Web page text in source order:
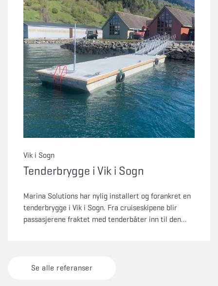
Vik i Sogn
Tenderbrygge i Vik i Sogn
Marina Solutions har nylig installert og forankret en
tenderbrygge i Vik i Sogn. Fra cruiseskipene blir
passasjerene fraktet med tenderbåter inn til den
Se alle referanser